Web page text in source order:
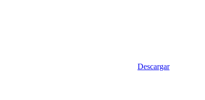
Descargar